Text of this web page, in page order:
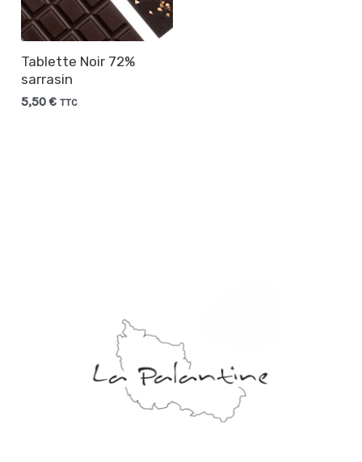
Tablette Noir 72%
sarrasin
5,50€ TTC